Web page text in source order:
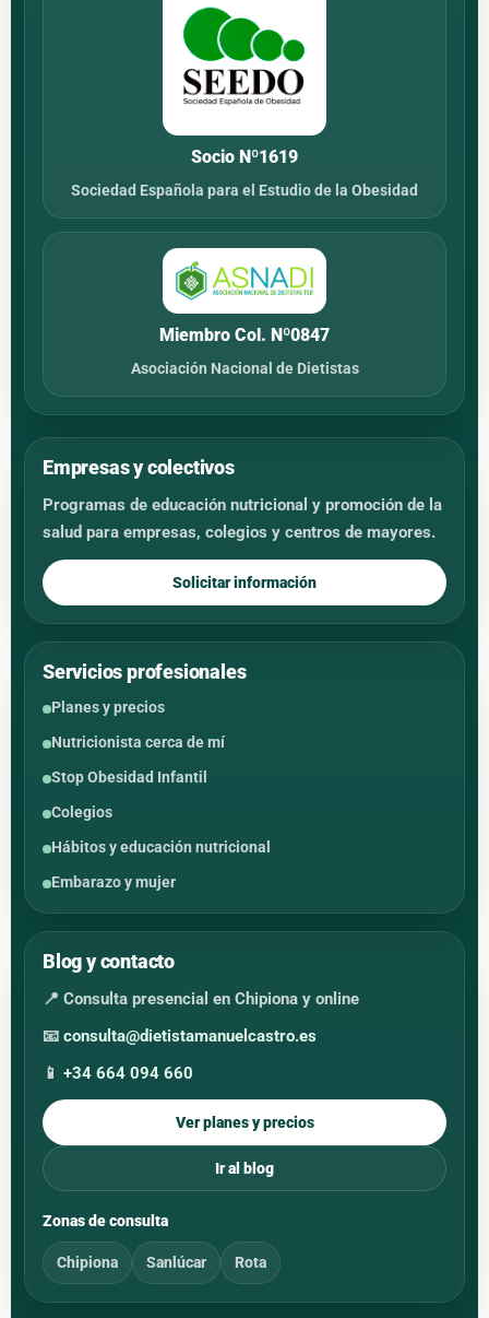
Socio Nº1619
Sociedad Española para el Estudio de la Obesidad
Miembro Col. Nº0847
Asociación Nacional de Dietistas
Empresas y colectivos
Programas de educación nutricional y promoción de la
salud para empresas, colegios y centros de mayores.
Solicitar información
Servicios profesionales
Planes y precios
Nutricionista cerca de mí
Stop Obesidad Infantil
Colegios
Hábitos y educación nutricional
Embarazo y mujer
Blog y contacto
📍 Consulta presencial en Chipiona y online
📧 consulta@dietistamanuelcastro.es
📱 +34 664 094 660
Ver planes y precios
Ir al blog
Zonas de consulta
Chipiona Sanlúcar Rota